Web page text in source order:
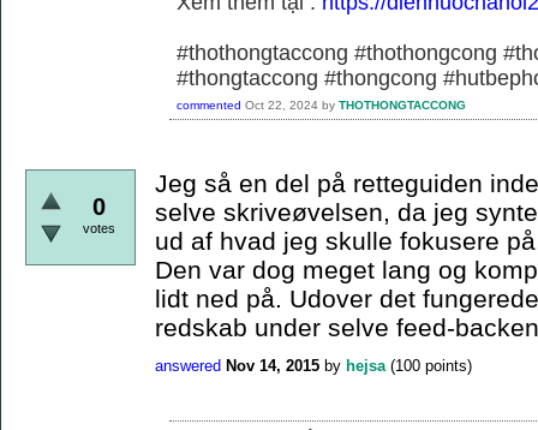
#thothongtaccong #thothongcong
#thongtaccong #thongcong
commented Oct 22, 2024 by THOTHONGTACCONG
0
votes
Jeg så en del på retteguiden
selve skriveøvelsen, da jeg
ud af hvad jeg skulle fokusere
Den var dog meget lang og
lidt ned på. Udover det
redskab under selve feed-
answered Nov 14, 2015 by hejsa (100 points)